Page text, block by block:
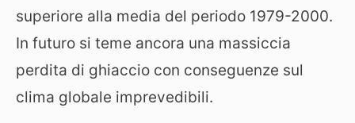
superiore alla media del periodo 1979-2000.
In futuro si teme ancora una massiccia
perdita di ghiaccio con conseguenze sul
clima globale imprevedibili.